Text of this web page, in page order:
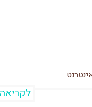
לקריאה